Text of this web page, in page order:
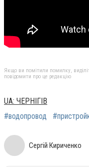
Якщо ви помітили помилку,
повідомити про це редакцію
UA: ЧЕРНІГІВ
#водопровод
Сергій Кириченко